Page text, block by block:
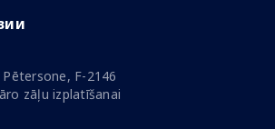
F-2146
zāļu izplatīšanai